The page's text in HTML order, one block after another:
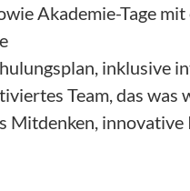
Akademie-Tage
inklusive
Team, das was
Mitdenken,